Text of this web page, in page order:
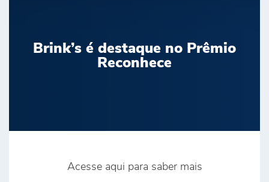
Brink’s é destaque no Prêmio
Reconhece
Acesse aqui para saber mais